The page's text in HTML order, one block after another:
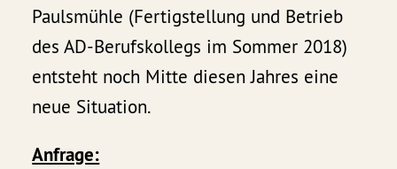
Paulsmühle (Fertigstellung und Betrieb
des AD-Berufskollegs im Sommer 2018)
entsteht noch Mitte diesen Jahres eine
neue Situation.
Anfrage: